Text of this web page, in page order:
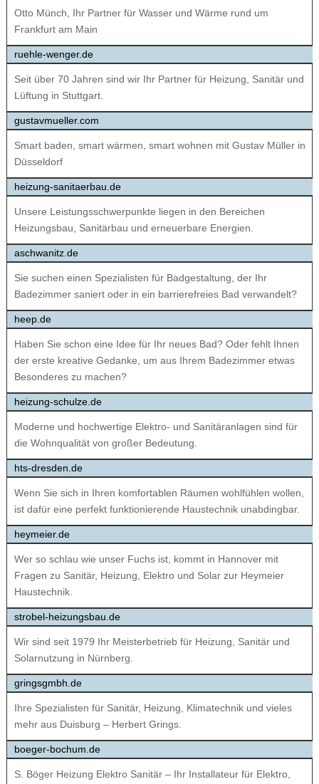
Otto Münch, Ihr Partner für Wasser und Wärme rund um
Frankfurt am Main
ruehle-wenger.de
Seit über 70 Jahren sind wir Ihr Partner für Heizung, Sanitär und
Lüftung in Stuttgart.
gustavmueller.com
Smart baden, smart wärmen, smart wohnen mit Gustav Müller in
Düsseldorf
heizung-sanitaerbau.de
Unsere Leistungs­schwerpunkte liegen in den Bereichen
Heizungsbau, Sanitärbau und erneuerbare Energien.
aschwanitz.de
Sie suchen einen Spezialisten für Badgestaltung, der Ihr
Badezimmer saniert oder in ein barrierefreies Bad verwandelt?
heep.de
Haben Sie schon eine Idee für Ihr neues Bad? Oder fehlt Ihnen
der erste kreative Gedanke, um aus Ihrem Badezimmer etwas
Besonderes zu machen?
heizung-schulze.de
Moderne und hochwertige Elektro- und Sanitäranlagen sind für
die Wohnqualität von großer Bedeutung.
hts-dresden.de
Wenn Sie sich in Ihren komfortablen Räumen wohlfühlen wollen,
ist dafür eine perfekt funktionierende Haustechnik unabdingbar.
heymeier.de
Wer so schlau wie unser Fuchs ist, kommt in Hannover mit
Fragen zu Sanitär, Heizung, Elektro und Solar zur Heymeier
Haustechnik.
strobel-heizungsbau.de
Wir sind seit 1979 Ihr Meisterbetrieb für Heizung, Sanitär und
Solarnutzung in Nürnberg.
gringsgmbh.de
Ihre Spezialisten für Sanitär, Heizung, Klimatechnik und vieles
mehr aus Duisburg – Herbert Grings.
boeger-bochum.de
S. Böger Heizung Elektro Sanitär – Ihr Installateur für Elektro,